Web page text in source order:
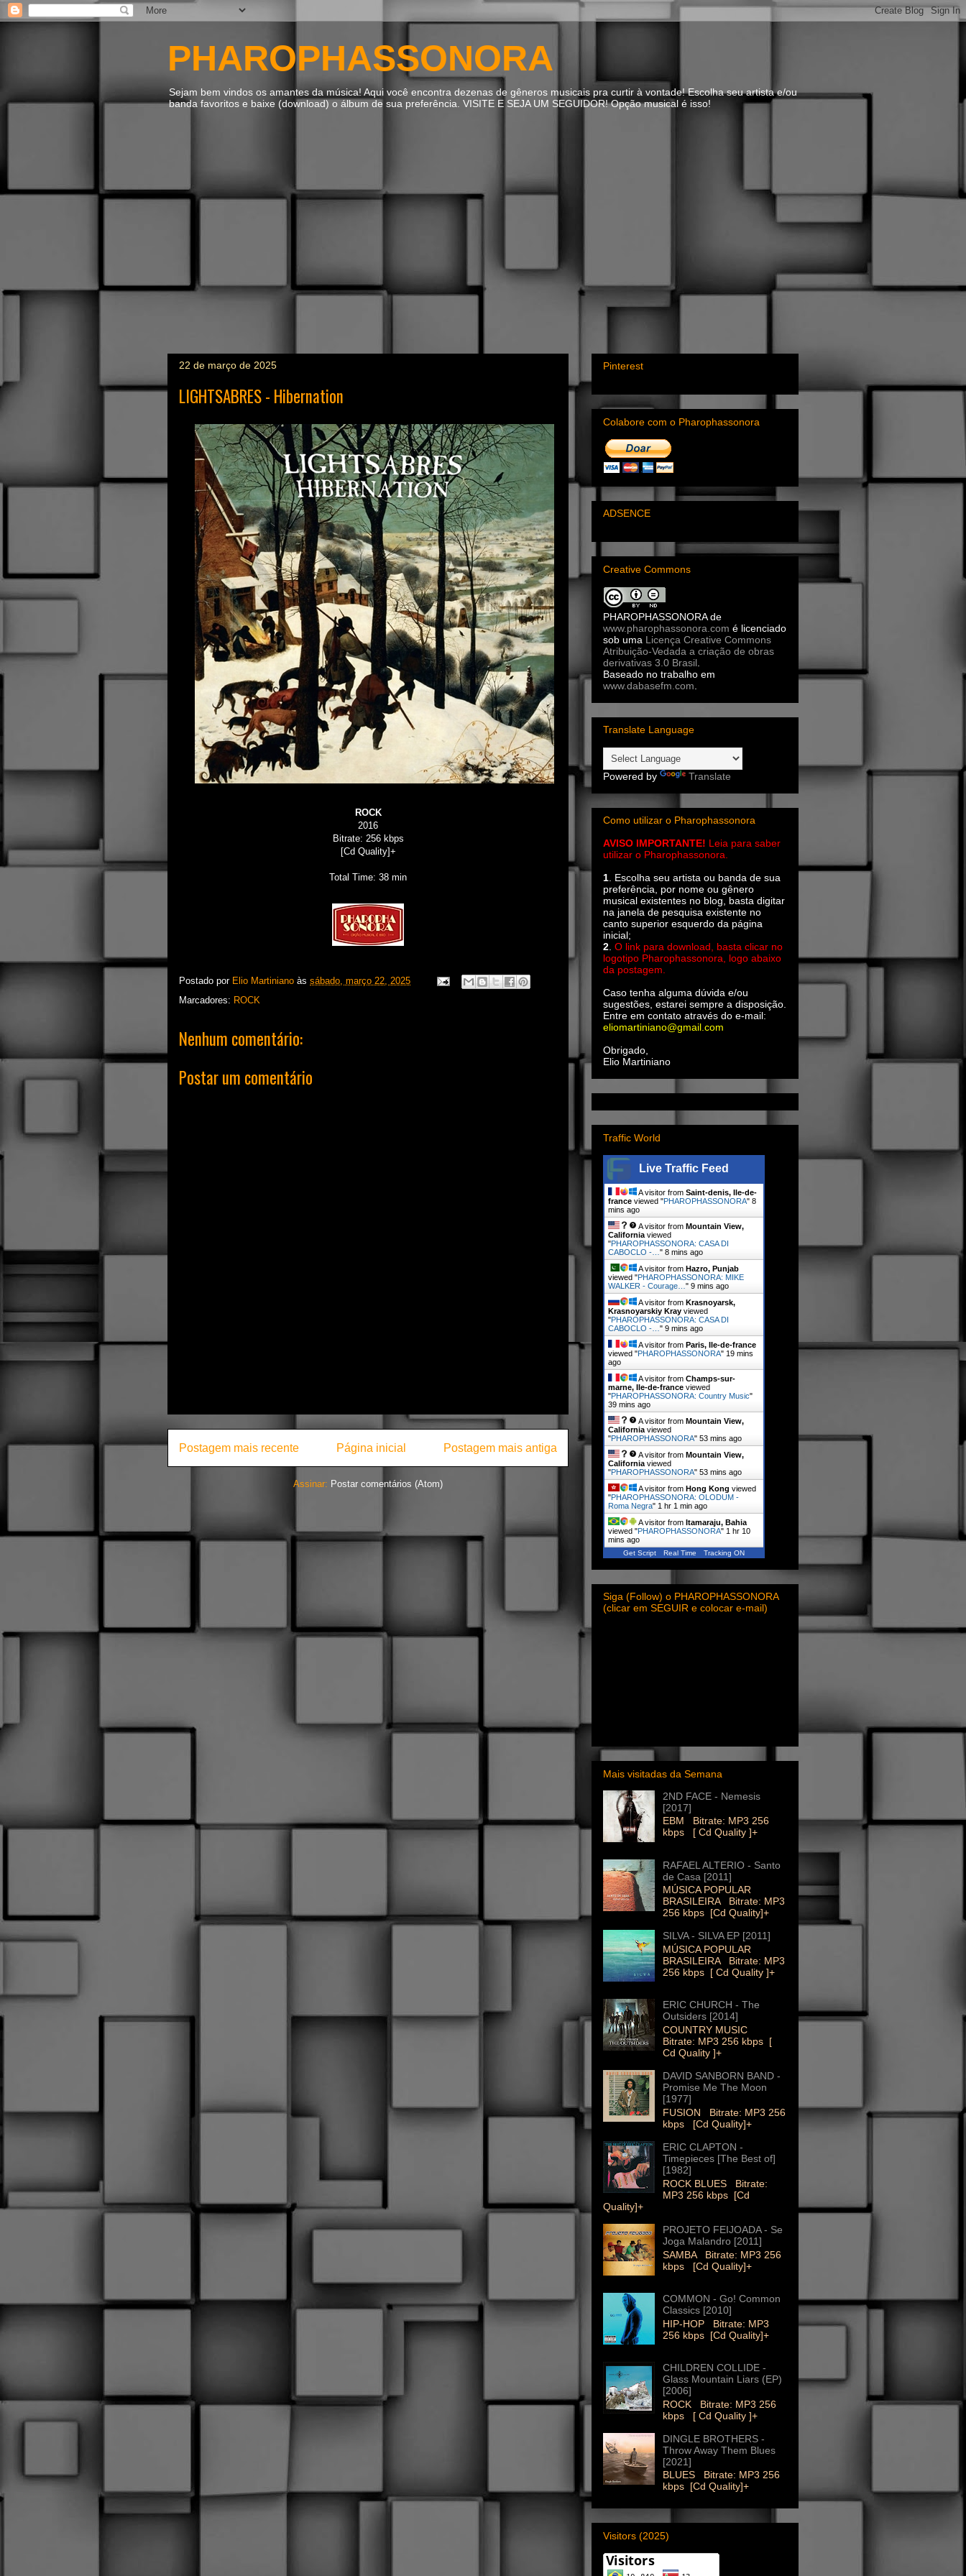
PHAROPHASSONORA
Sejam bem vindos os amantes da música! Aqui você encontra dezenas de gêneros musicais pra curtir à vontade! Escolha seu artista e/ou
banda favoritos e baixe (download) o álbum de sua preferência. VISITE E SEJA UM SEGUIDOR! Opção musical é isso!
22 de março de 2025
LIGHTSABRES - Hibernation
ROCK
2016
Bitrate: 256 kbps
[Cd Quality]+
Total Time: 38 min
Postado por Elio Martiniano às sábado, março 22, 2025
Marcadores: ROCK
Nenhum comentário:
Postar um comentário
Postagem mais recente Postagem mais antiga
Página inicial
Assinar: Postar comentários (Atom)
Pinterest
Colabore com o Pharophassonora
ADSENCE
Creative Commons
PHAROPHASSONORAde
www.pharophassonora.com é licenciado
sob uma Licença Creative Commons
Atribuição-Vedada a criação de obras
derivativas 3.0 Brasil
Baseado no trabalho em
www.dabasefm.com
Translate Language
Powered by Translate
Como utilizar o Pharophassonora
AVISO IMPORTANTE! Leia para saber
utilizar o Pharophassonora.
1. Escolha seu artista ou banda de sua
preferência, por nome ou gênero
musical existentes no blog, basta digitar
na janela de pesquisa existente no
canto superior esquerdo da página
inicial;
2. O link para download, basta clicar no
logotipo Pharophassonora, logo abaixo
da postagem.
Caso tenha alguma dúvida e/ou
sugestões, estarei sempre a disposição.
Entre em contato através do e-mail:
eliomartiniano@gmail.com
Obrigado,
Elio Martiniano
Traffic World
Live Traffic Feed
A visitor from Saint-denis, Ile-de-
france viewed "PHAROPHASSONORA" 8
mins ago
A visitor from Mountain View,
California viewed
"PHAROPHASSONORA: CASA DI
CABOCLO -… " 8 mins ago
A visitor from Hazro, Punjab
viewed "PHAROPHASSONORA: MIKE
WALKER - Courage… " 9 mins ago
A visitor from Krasnoyarsk,
Krasnoyarskiy Kray viewed
"PHAROPHASSONORA: CASA DI
CABOCLO -… " 9 mins ago
A visitor from Paris, Ile-de-france
viewed "PHAROPHASSONORA" 19 mins
ago
A visitor from Champs-sur-
marne, Ile-de-france viewed
"PHAROPHASSONORA: Country Music"
39 mins ago
A visitor from Mountain View,
California viewed
"PHAROPHASSONORA" 53 mins ago
A visitor from Mountain View,
California viewed
"PHAROPHASSONORA" 53 mins ago
A visitor from Hong Kong viewed
"PHAROPHASSONORA: OLODUM -
Roma Negra" 1 hr 1 min ago
A visitor from Itamaraju, Bahia
viewed "PHAROPHASSONORA" 1 hr 10
mins ago
Get Script Real Time Tracking ON
Siga (Follow) o PHAROPHASSONORA
(clicar em SEGUIR e colocar e-mail)
Mais visitadas da Semana
2ND FACE - Nemesis
[2017]
EBM Bitrate: MP3 256
kbps [ Cd Quality ]+
RAFAEL ALTERIO - Santo
de Casa [2011]
MÚSICA POPULAR
BRASILEIRA Bitrate: MP3
256 kbps [Cd Quality]+
SILVA - SILVA EP [2011]
MÚSICA POPULAR
BRASILEIRA Bitrate: MP3
256 kbps [ Cd Quality ]+
ERIC CHURCH - The
Outsiders [2014]
COUNTRY MUSIC
Bitrate: MP3 256 kbps [
Cd Quality ]+
DAVID SANBORN BAND -
Promise Me The Moon
[1977]
FUSION Bitrate: MP3 256
kbps [Cd Quality]+
ERIC CLAPTON -
Timepieces [The Best of]
[1982]
ROCK BLUES Bitrate:
MP3 256 kbps [Cd
Quality]+
PROJETO FEIJOADA - Se
Joga Malandro [2011]
SAMBA Bitrate: MP3 256
kbps [Cd Quality]+
COMMON - Go! Common
Classics [2010]
HIP-HOP Bitrate: MP3
256 kbps [Cd Quality]+
CHILDREN COLLIDE -
Glass Mountain Liars (EP)
[2006]
ROCK Bitrate: MP3 256
kbps [ Cd Quality ]+
DINGLE BROTHERS -
Throw Away Them Blues
[2021]
BLUES Bitrate: MP3 256
kbps [Cd Quality]+
Visitors (2025)